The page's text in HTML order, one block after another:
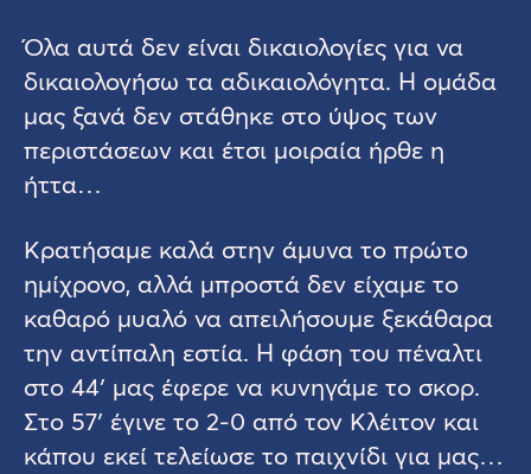
Όλα αυτά δεν είναι δικαιολογίες για να
δικαιολογήσω τα αδικαιολόγητα. Η ομάδα
μας ξανά δεν στάθηκε στο ύψος των
περιστάσεων και έτσι μοιραία ήρθε η
ήττα…
Κρατήσαμε καλά στην άμυνα το πρώτο
ημίχρονο, αλλά μπροστά δεν είχαμε το
καθαρό μυαλό να απειλήσουμε ξεκάθαρα
την αντίπαλη εστία. Η φάση του πέναλτι
στο 44′ μας έφερε να κυνηγάμε το σκορ.
Στο 57′ έγινε το 2-0 από τον Κλέιτον και
κάπου εκεί τελείωσε το παιχνίδι για μας…